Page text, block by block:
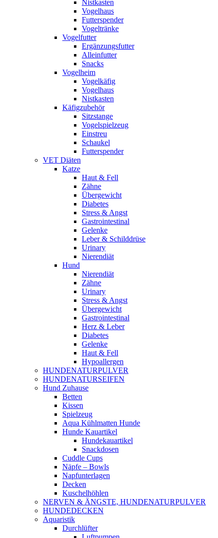
Nistkasten
Vogelhaus
Futterspender
Vogeltränke
Vogelfutter
Ergänzungsfutter
Alleinfutter
Snacks
Vogelheim
Vogelkäfig
Vogelhaus
Nistkasten
Käfigzubehör
Sitzstange
Vogelspielzeug
Einstreu
Schaukel
Futterspender
VET Diäten
Katze
Haut & Fell
Zähne
Übergewicht
Diabetes
Stress & Angst
Gastrointestinal
Gelenke
Leber & Schilddrüse
Urinary
Nierendiät
Hund
Nierendiät
Zähne
Urinary
Stress & Angst
Übergewicht
Gastrointestinal
Herz & Leber
Diabetes
Gelenke
Haut & Fell
Hypoallergen
HUNDENATURPULVER
HUNDENATURSEIFEN
Hund Zuhause
Betten
Kissen
Spielzeug
Aqua Kühlmatten Hunde
Hunde Kauartikel
Hundekauartikel
Snackdosen
Cuddle Cups
Näpfe – Bowls
Napfunterlagen
Decken
Kuschelhöhlen
NERVEN & ÄNGSTE, HUNDENATURPULVER
HUNDEDECKEN
Aquaristik
Durchlüfter